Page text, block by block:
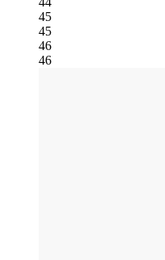
45
45
46
46